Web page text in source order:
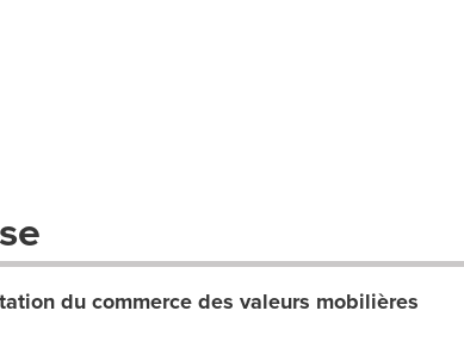
du commerce des valeurs mobilières